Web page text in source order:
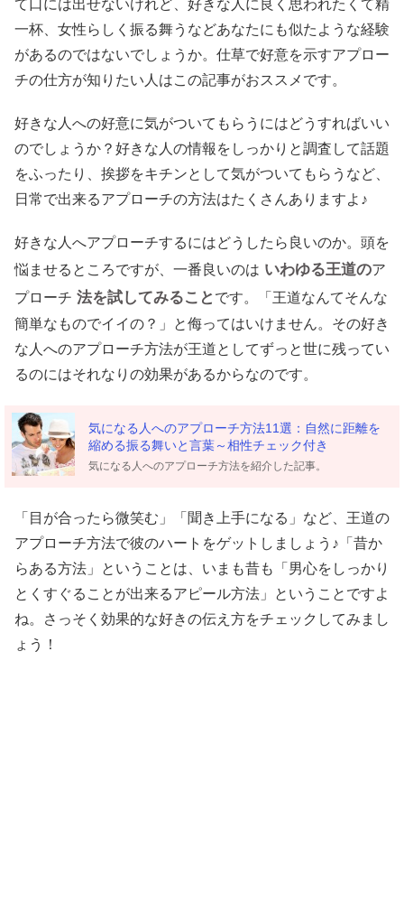
て口には出せないけれど、好きな人に良く思われたくて精
一杯、女性らしく振る舞うなどあなたにも似たような経験
があるのではないでしょうか。仕草で好意を示すアプロー
チの仕方が知りたい人はこの記事がおススメです。
好きな人への好意に気がついてもらうにはどうすればいい
のでしょうか？好きな人の情報をしっかりと調査して話題
をふったり、挨拶をキチンとして気がついてもらうなど、
日常で出来るアプローチの方法はたくさんありますよ♪
好きな人へアプローチするにはどうしたら良いのか。頭を
悩ませるところですが、一番良いのは いわゆる王道のア
プローチ 法を試してみること です。「王道なんてそんな
簡単なものでイイの？」と侮ってはいけません。その好き
な人へのアプローチ方法が王道としてずっと世に残ってい
るのにはそれなりの効果があるからなのです。
気になる人へのアプローチ方法11選：自然に距離を
縮める振る舞いと言葉～相性チェック付き
気になる人へのアプローチ方法を紹介した記事。
「目が合ったら微笑む」「聞き上手になる」など、王道の
アプローチ方法で彼のハートをゲットしましょう♪「昔か
らある方法」ということは、いまも昔も「男心をしっかり
とくすぐることが出来るアピール方法」ということですよ
ね。さっそく効果的な好きの伝え方をチェックしてみまし
ょう！